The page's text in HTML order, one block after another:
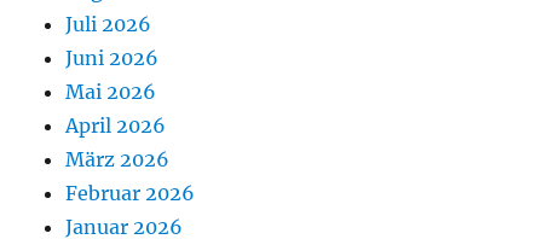
Juli 2026
Juni 2026
Mai 2026
April 2026
März 2026
Februar 2026
Januar 2026